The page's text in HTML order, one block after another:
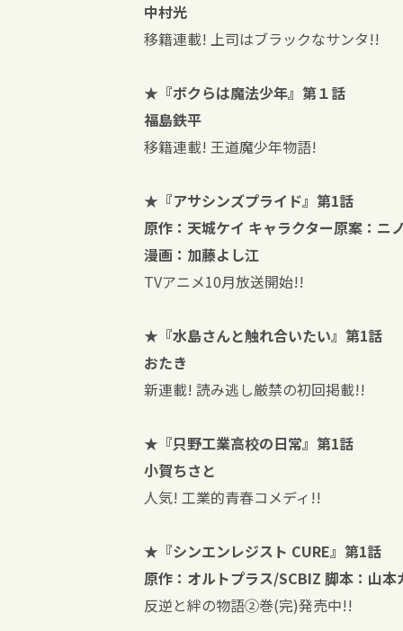
中村光
移籍連載! 上司はブラックなサンタ!!
★『ボクらは魔法少年』第１話
福島鉄平
移籍連載! 王道魔少年物語!
★『アサシンズプライド』第1話
原作：天城ケイ キャラクター原案：ニ
漫画：加藤よし江
TVアニメ10月放送開始!!
★『水島さんと触れ合いたい』第1話
おたき
新連載! 読み逃し厳禁の初回掲載!!
★『只野工業高校の日常』第1話
小賀ちさと
人気! 工業的青春コメディ!!
★『シンエンレジスト CURE』第1話
原作：オルトプラス/SCBIZ 脚本：山
反逆と絆の物語②巻(完)発売中!!